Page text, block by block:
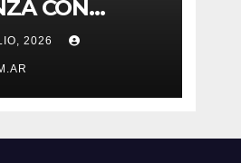
CON
EN EL
HÍDRICO
2026